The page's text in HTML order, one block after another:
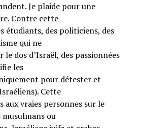
Je plaide pour une
Contre cette
étudiants, des politiciens, des
qui ne
dos d’Israël, des passionnées
les
pour détester et
Cette
aux vraies personnes sur le
ou